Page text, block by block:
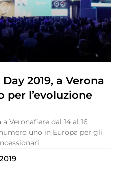
2019, a Verona
per l’evoluzione
Veronafiere dal 14 al 16
uno in Europa per gli